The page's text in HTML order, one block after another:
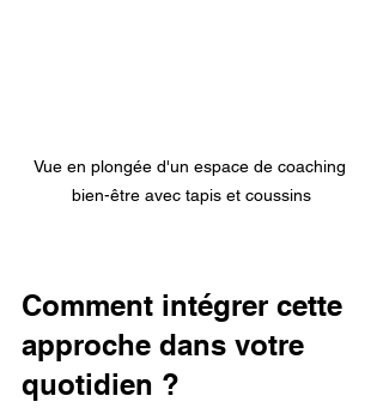
Vue en plongée d'un espace de coaching
bien-être avec tapis et coussins
Comment intégrer cette
approche dans votre
quotidien ?